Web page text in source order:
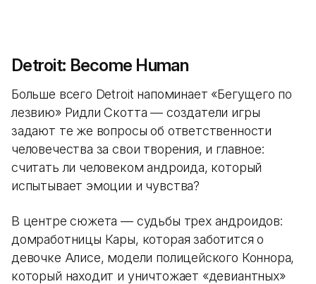
Detroit: Become Human
Больше всего Detroit напоминает «Бегущего по
лезвию» Ридли Скотта — создатели игры
задают те же вопросы об ответственности
человечества за свои творения, и главное:
считать ли человеком андроида, который
испытывает эмоции и чувства?
В центре сюжета — судьбы трех андроидов:
домработницы Кары, которая заботится о
девочке Алисе, модели полицейского Коннора,
который находит и уничтожает «девиантных»